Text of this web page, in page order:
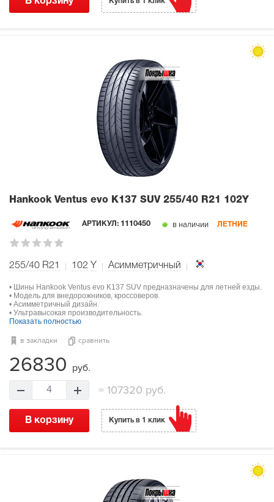
Hankook Ventus evo K137 SUV 255/40 R21 102Y
АРТИКУЛ: 1110450 в наличии ЛЕТНИЕ
255/40 R21 102 Y Асимметричный
• Шины Hankook Ventus evo K137 SUV предназначены для летней езды.
• Модель для внедорожников, кроссоверов.
• Асимметричный дизайн.
• Ультравысокая производительность.
Показать полностью
в закладки сравнить
26830 руб.
4 =107320 руб.
В корзину Купить в 1 клик